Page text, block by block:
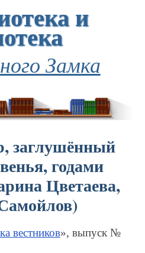
и
Замка
заглушённый
годами
Цветаева,
вестников», выпуск №